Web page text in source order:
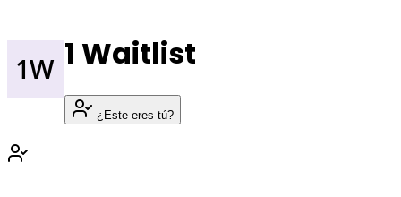
1 Waitlist
¿Este eres tú?